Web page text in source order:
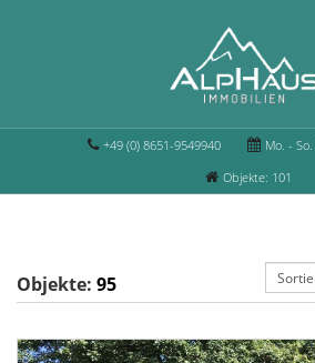
+49 (0) 8651-9549940
Mo. -
Objekte: 101
Objekte: 95